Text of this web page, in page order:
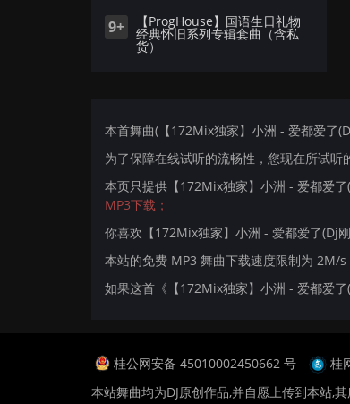
9+ 【ProgHouse】国语生日礼物
经典怀旧系列专辑套曲（含私
货）
本首舞曲(【172Mix独家】小洲 - 爱都爱了
为了保障在线试听的流畅性，您现在所试
本页只提供【172Mix独家】小洲 - 爱都爱
MP3下载；
你喜欢【172Mix独家】小洲 - 爱都爱了(Dj
本站的免费 MP3 舞曲下载速度限制为 2M/s
如果这首《【172Mix独家】小洲 - 爱都爱
桂公网安备 45010002450662 号 桂
本站舞曲均为DJ原创作品,并自愿上传到本站,